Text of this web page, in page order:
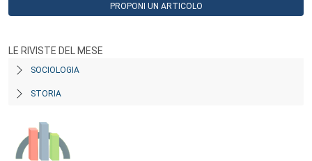
PROPONI UN ARTICOLO
LE RIVISTE DEL MESE
SOCIOLOGIA
STORIA